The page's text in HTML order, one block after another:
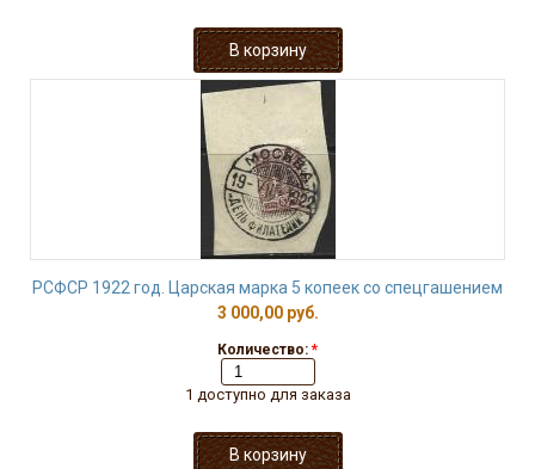
РСФСР 1922 год. Царская марка 5 копеек со спецгашением
3 000,00 руб.
Количество: *
1 доступно для заказа